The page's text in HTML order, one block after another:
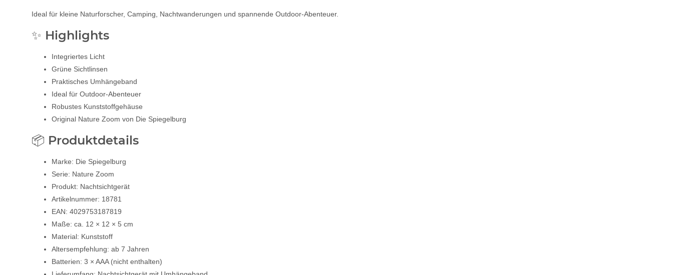
Ideal für kleine Naturforscher, Camping, Nachtwanderungen und spannende Outdoor-Abenteuer.
✨ Highlights
Integriertes Licht
Grüne Sichtlinsen
Praktisches Umhängeband
Ideal für Outdoor-Abenteuer
Robustes Kunststoffgehäuse
Original Nature Zoom von Die Spiegelburg
📦 Produktdetails
Marke: Die Spiegelburg
Serie: Nature Zoom
Produkt: Nachtsichtgerät
Artikelnummer: 18781
EAN: 4029753187819
Maße: ca. 12 × 12 × 5 cm
Material: Kunststoff
Altersempfehlung: ab 7 Jahren
Batterien: 3 × AAA (nicht enthalten)